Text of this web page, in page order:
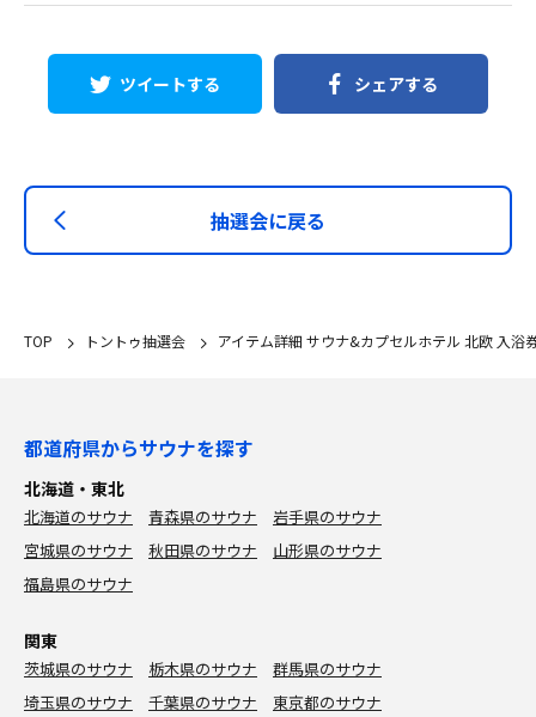
ツイートする シェアする
抽選会に戻る
TOP トントゥ抽選会 アイテム詳細 サウナ&カプセルホテル 北欧 入浴
都道府県からサウナを探す
北海道・東北
北海道のサウナ 青森県のサウナ
岩手県のサウナ
宮城県のサウナ
秋田県のサウナ
山形県のサウナ
福島県のサウナ
関東
茨城県のサウナ 栃木県のサウナ
群馬県のサウナ
埼玉県のサウナ
千葉県のサウナ 東京都のサウナ